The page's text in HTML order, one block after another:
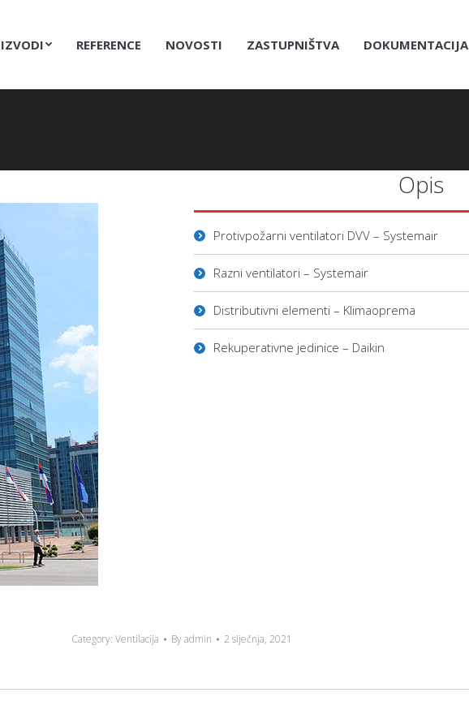
REFERENCE NOVOSTI ZASTUPNIŠTVA DOKUMENTACIJA
Opis
Protivpožarni ventilatori DVV – Systemair
Razni ventilatori – Systemair
Distributivni elementi – Klimaoprema
Rekuperativne jedinice – Daikin
Category: Ventilacija Byadmin 2 siječnja, 2021